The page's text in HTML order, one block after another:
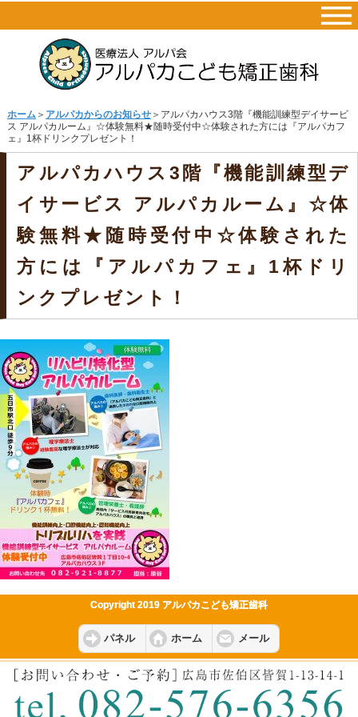
ホーム＞ アルパカからのお知らせ＞アルパカハウス3階『機能訓練型デイサービ
ス アルパカルーム』☆体験無料★随時受付中☆体験された方には『アルパカフ
ェ』1杯ドリンクプレゼント！
アルパカハウス3階『機能訓練型デ
イサービス アルパカルーム』☆体
験無料★随時受付中☆体験された
方には『アルパカフェ』1杯ドリ
ンクプレゼント！
Copyright 2019 アルパカこども矯正歯科
パネル ホーム メール